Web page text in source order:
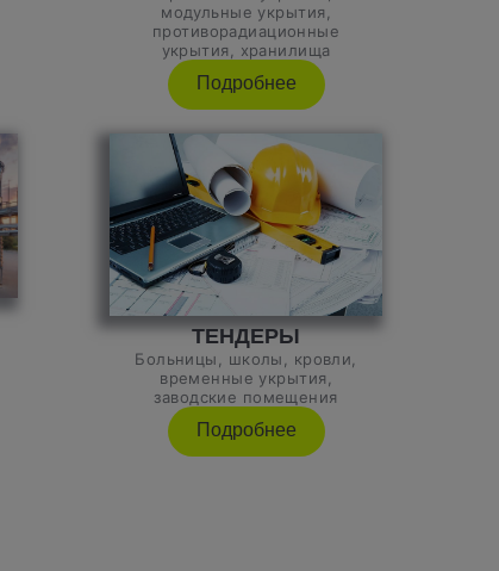
модульные укрытия,
противорадиационные
укрытия, хранилища
Подробнее
ТЕНДЕРЫ
Больницы, школы, кровли,
временные укрытия,
заводские помещения
Подробнее